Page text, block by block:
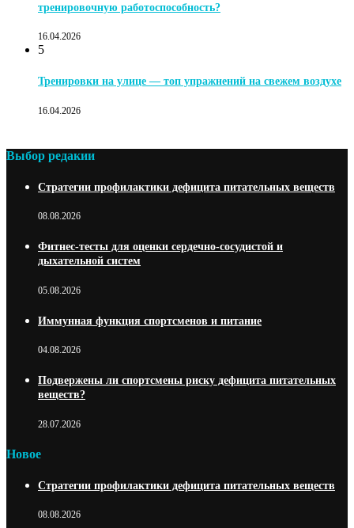
тренировочную работоспособность?
16.04.2026
5
Тренировки на улице — топ упражнений на свежем воздухе
16.04.2026
Выбор редакии
Стратегии профилактики дефицита питательных веществ
08.08.2026
Фитнес-тесты для оценки сердечно-сосудистой и
дыхательной систем
05.08.2026
Иммунная функция спортсменов и питание
04.08.2026
Подвержены ли спортсмены риску дефицита питательных
веществ?
28.07.2026
Новое
Стратегии профилактики дефицита питательных веществ
08.08.2026